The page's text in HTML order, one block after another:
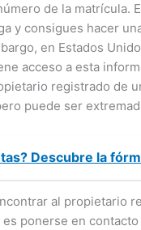
de la matrícula.
y consigues hacer
en Estados
acceso a esta
registrado de
puede ser
Descubre la
al propietario
ponerse en